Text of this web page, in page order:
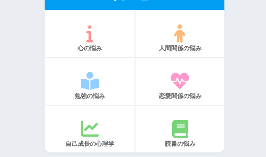
心の悩み 人間関係の悩み
勉強の悩み 恋愛関係の悩み
自己成長の心理学 読書の悩み